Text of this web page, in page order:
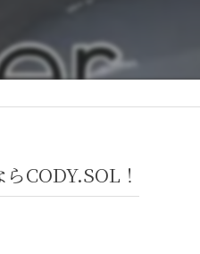
CODY.SOL！